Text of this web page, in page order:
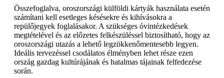
Összefoglalva, oroszországi külföldi kártyák használata esetén
számítani kell esetleges késésekre és kihívásokra a
repülőjegyek foglalásakor. A szükséges óvintézkedések
megtételével és az előzetes felkészüléssel biztosítható, hogy az
oroszországi utazás a lehető legzökkenőmentesebb legyen.
Ideális tervezéssel csodálatos élményben lehet része ezen
ország gazdag kultúrájának és hatalmas tájainak felfedezése
során.